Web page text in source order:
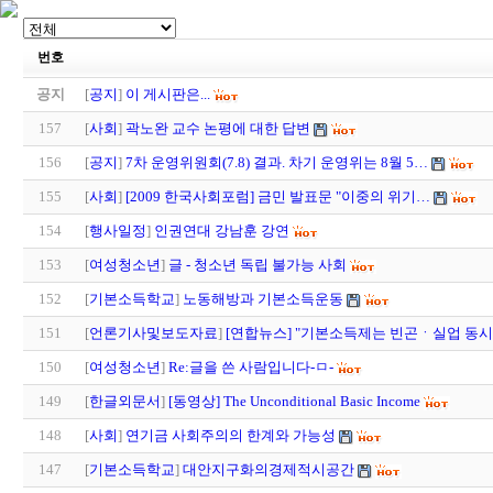
번호
공지 [공지] 이 게시판은...
157 [사회] 곽노완 교수 논평에 대한 답변
156 [공지] 7차 운영위원회(7.8) 결과. 차기 운영위는 8월 5…
155 [사회] [2009 한국사회포럼] 금민 발표문 "이중의 위기…
154 [행사일정] 인권연대 강남훈 강연
153 [여성청소년] 글 - 청소년 독립 불가능 사회
152 [기본소득학교] 노동해방과 기본소득운동
151 [언론기사및보도자료] [연합뉴스] "기본소득제는 빈곤ㆍ실업 동
150 [여성청소년] Re:글을 쓴 사람입니다-ㅁ-
149 [한글외문서] [동영상] The Unconditional Basic Income
148 [사회] 연기금 사회주의의 한계와 가능성
147 [기본소득학교] 대안지구화의경제적시공간